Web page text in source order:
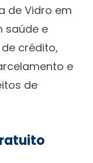
de Vidro em
saúde e
crédito,
e
de